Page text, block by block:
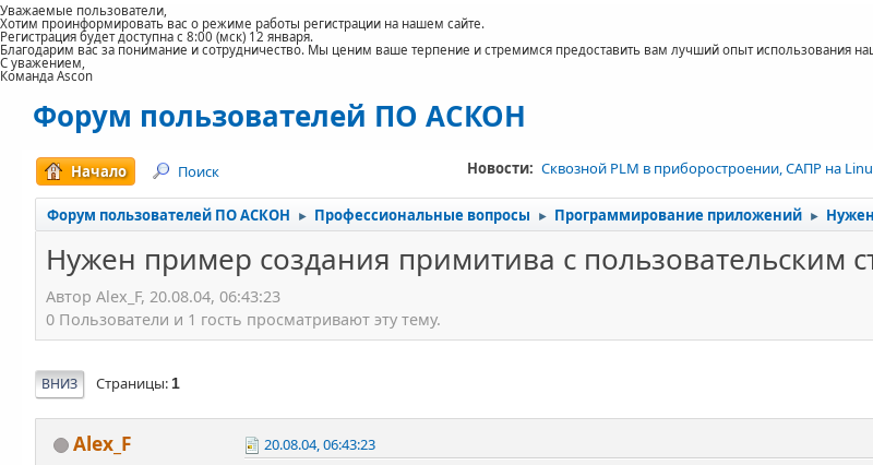
Уважаемые пользователи,
Хотим проинформировать вас о режиме работы регистрации на нашем сайте.
Регистрация будет доступна с 8:00 (мск) 12 января.
Благодарим вас за понимание и сотрудничество. Мы ценим ваше терпение и стремимся предоставить вам лучший опыт использования
С уважением,
Команда Ascon
Форум пользователей ПО АСКОН
Новости: Сквозной PLM в приборостроении, САПР на
Начало Поиск
Форум пользователей ПО АСКОН ► Профессиональные вопросы ► Программирование приложений ►
Нужен пример создания примитива с пользовательским
Автор Alex_F, 20.08.04, 06:43:23
0 Пользователи и 1 гость просматривают эту тему.
ВНИЗ Страницы 1
Alex_F 20.08.04, 06:43:23